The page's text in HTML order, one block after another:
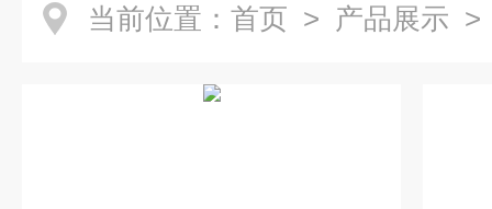
当前位置： 首页 > 产品展示